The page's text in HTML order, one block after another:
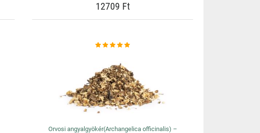
12709 Ft
Orvosi angyalgyökér(Archangelica officinalis) –